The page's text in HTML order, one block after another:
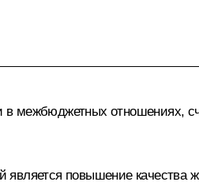
отношениях,
повышение качества